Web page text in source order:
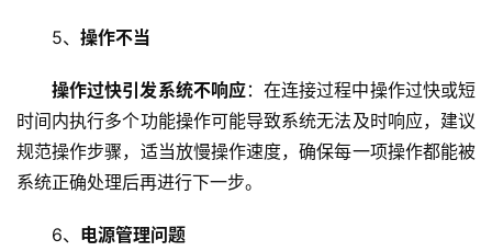
首
页
5、 操作不当
操作过快引发系统不响应：在连接过程中操作过快或短
时间内执行多个功能操作可能导致系统无法及时响应，建议
规范操作步骤，适当放慢操作速度，确保每一项操作都能被
系统正确处理后再进行下一步。
6、 电源管理问题